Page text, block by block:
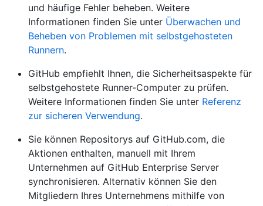
und häufige Fehler beheben. Weitere
Informationen finden Sie unter Überwachen und
Beheben von Problemen mit selbstgehosteten
Runnern.
GitHub empfiehlt Ihnen, die Sicherheitsaspekte für
selbstgehostete Runner-Computer zu prüfen.
Weitere Informationen finden Sie unter Referenz
zur sicheren Verwendung.
Sie können Repositorys auf GitHub.com, die
Aktionen enthalten, manuell mit Ihrem
Unternehmen auf GitHub Enterprise Server
synchronisieren. Alternativ können Sie den
Mitgliedern Ihres Unternehmens mithilfe von